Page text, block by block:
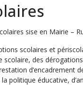
sise en Mairie –
scolaires et
scolaire, des
d’encadrement
politique éducative,